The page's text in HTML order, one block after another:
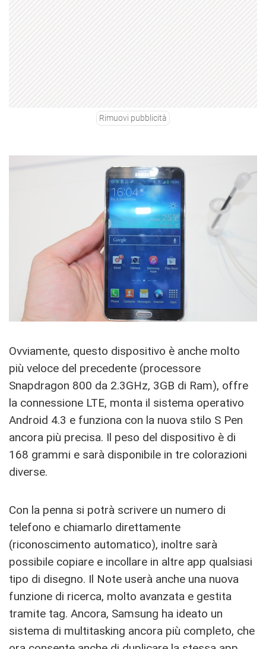
Rimuovi pubblicità
Ovviamente, questo dispositivo è anche molto
più veloce del precedente (processore
Snapdragon 800 da 2.3GHz, 3GB di Ram), offre
la connessione LTE, monta il sistema operativo
Android 4.3 e funziona con la nuova stilo S Pen
ancora più precisa. Il peso del dispositivo è di
168 grammi e sarà disponibile in tre colorazioni
diverse.
Con la penna si potrà scrivere un numero di
telefono e chiamarlo direttamente
(riconoscimento automatico), inoltre sarà
possibile copiare e incollare in altre app qualsiasi
tipo di disegno. Il Note userà anche una nuova
funzione di ricerca, molto avanzata e gestita
tramite tag. Ancora, Samsung ha ideato un
sistema di multitasking ancora più completo, che